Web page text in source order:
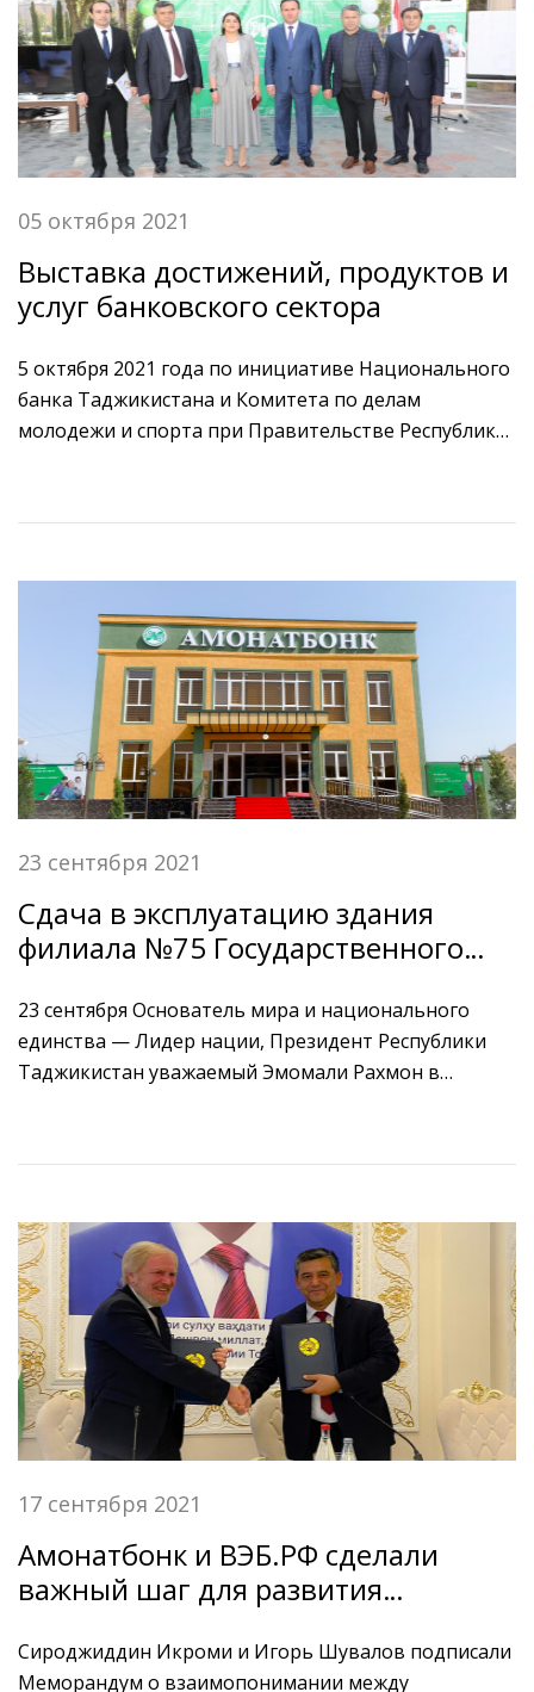
Банка развития Республики Беларусь Швайбовича
Павла Валерьевича и Начальника управления
страхования страховой компании
«Белэксимгарант» Евгением Воюшем.
05 октября 2021
Выставка достижений, продуктов и
услуг банковского сектора
5 октября 2021 года по инициативе Национального
банка Таджикистана и Комитета по делам
молодежи и спорта при Правительстве Республики
Таджикистан, на площади 800-летия Москвы в
продуктов под лозунгом «Роль молодежи за 30 лет
независимости: достижения и перспективы» с
участием финансовых институтов страны.
23 сентября 2021
Cдача в эксплуатацию здания
филиала №75 Государственного
Таджикистана «Амонатбонк» в
Бальджуванском районе
23 сентября Основатель мира и национального
единства — Лидер нации, Президент Республики
Таджикистан уважаемый Эмомали Рахмон в
сберегательного банка Республики Таджикистан
17 сентября 2021
Амонатбонк и ВЭБ.РФ сделали
важный шаг для развития
Сироджиддин Икроми и Игорь Шувалов подписали
Меморандум о взаимопонимании между